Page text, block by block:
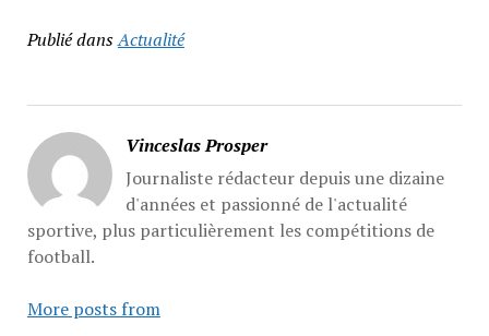
Publié dansActualité
Vinceslas Prosper
Journaliste rédacteur depuis une dizaine
d'années et passionné de l'actualité
sportive, plus particulièrement les compétitions de
football.
More posts from